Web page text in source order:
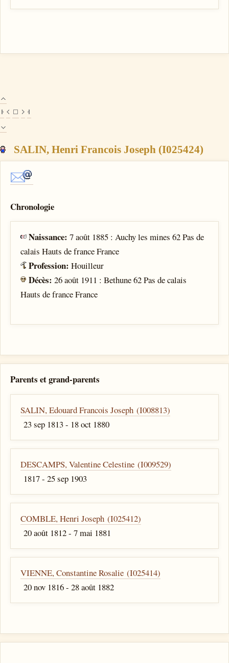
SALIN, Henri Francois Joseph (I025424)
Chronologie
Naissance:7 août 1885 : Auchy les mines 62 Pas de
calais Hauts de france France
Profession:Houilleur
Décès:26 août 1911 : Bethune 62 Pas de calais
Hauts de france France
Parents et grand-parents
SALIN, Edouard Francois Joseph (I008813)
23 sep 1813 - 18 oct 1880
DESCAMPS, Valentine Celestine (I009529)
1817 - 25 sep 1903
COMBLE, Henri Joseph (I025412)
20 août 1812 - 7 mai 1881
VIENNE, Constantine Rosalie (I025414)
20 nov 1816 - 28 août 1882